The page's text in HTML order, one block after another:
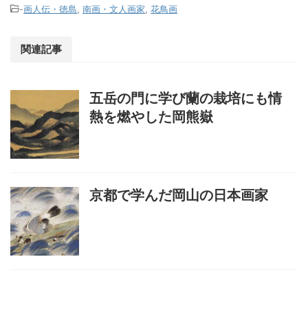
-画人伝・徳島, 南画・文人画家, 花鳥画
関連記事
五岳の門に学び蘭の栽培にも情
熱を燃やした岡熊嶽
京都で学んだ岡山の日本画家